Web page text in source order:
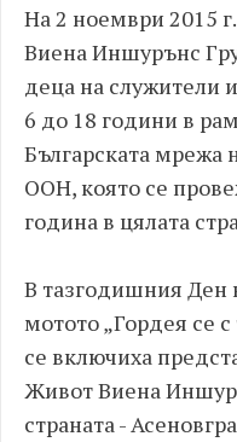
На 2 ноември 2015
Виена Иншурънс
деца на служители
6 до 18 години в
Българската мрежа
ООН, която се
година в цялата
В тазгодишния Ден
мотото „Гордея се
се включиха
Живот Виена
страната -